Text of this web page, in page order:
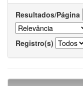
Resultados/Página
Registro(s)